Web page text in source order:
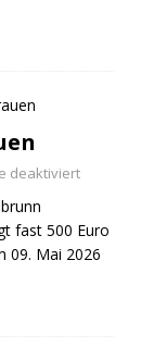
deaktiviert
fast 500 Euro
09. Mai 2026